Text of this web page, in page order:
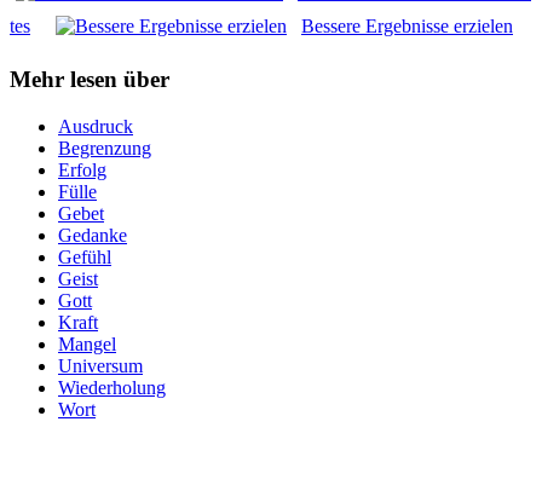
tes
Bes­se­re Ergeb­nis­se erzie­len
Mehr lesen über
Ausdruck
Begrenzung
Erfolg
Fülle
Gebet
Gedanke
Gefühl
Geist
Gott
Kraft
Mangel
Universum
Wiederholung
Wort